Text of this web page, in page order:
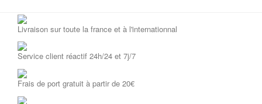
Livraison sur toute la france et à l'internationnal
Service client réactif 24h/24 et 7j/7
Frais de port gratuit à partir de 20€